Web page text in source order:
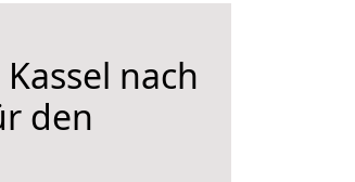
nach
den